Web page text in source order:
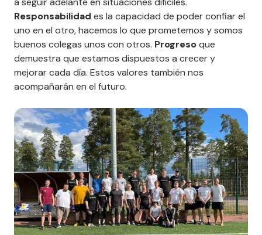
Responsabilidad es la capacidad de poder confiar el
uno en el otro, hacemos lo que prometemos y somos
buenos colegas unos con otros. Progresoque
demuestra que estamos dispuestos a crecer y
mejorar cada día. Estos valores también nos
acompañarán en el futuro.